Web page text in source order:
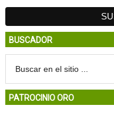
BUSCADOR
PATROCINIO ORO